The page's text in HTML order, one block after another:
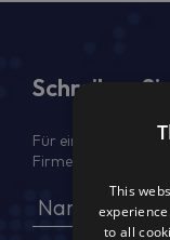
Schreiben Sie
Für ein Angebot
Firmendaten, USt.-
This
to all